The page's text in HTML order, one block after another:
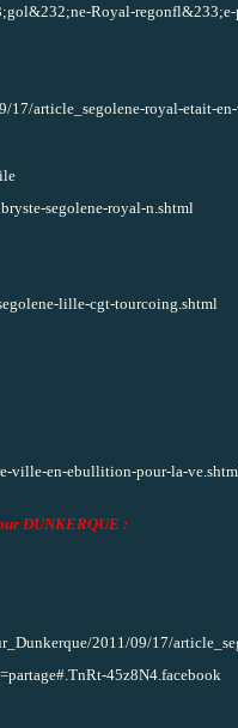
Royal-
article_segolene-royal-etait-
segolene-royal-n.shtml
lille-cgt-tourcoing.shtml
ville-en-ebullition-pour-la-
DUNKERQUE :
2011/09/17/
45z8N4.facebook